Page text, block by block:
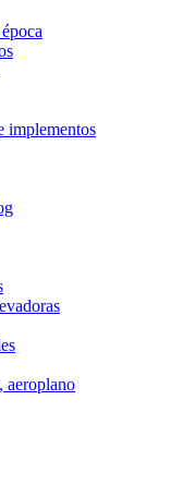
implementos
aeroplano